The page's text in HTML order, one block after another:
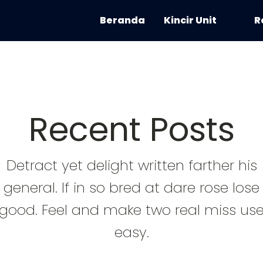
Beranda Kincir Unit
Recent Posts
Detract yet delight written farther his
general. If in so bred at dare rose lose
good. Feel and make two real miss use
easy.